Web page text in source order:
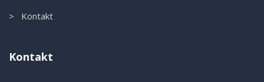
> Kontakt
Kontakt